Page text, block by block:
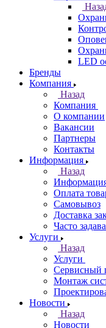
LED
Бренды
Компания
Назад
Компания
О компании
Вакансии
Партнеры
Контакты
Информация
Назад
Оплата
Самовывоз
Доставка
Часто
Услуги
Назад
Услуги
Сервисный
Монтаж
Новости
Назад
Новости